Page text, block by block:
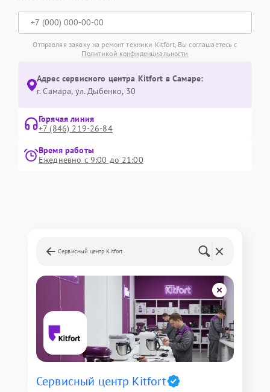
Отправляя заявку на ремонт техники Kitfort, Вы соглашаетесь с
Политикой конфиденциальности
Адрес сервисного центра Kitfort в Самаре:
г. Самара, ул. Дыбенко, 30
Горячая линия
+7 (846) 219-26-84
Время работы
Ежедневно с 9:00 до 21:00
Сервисный центр Kitfort
Сервисный центр Kitfort